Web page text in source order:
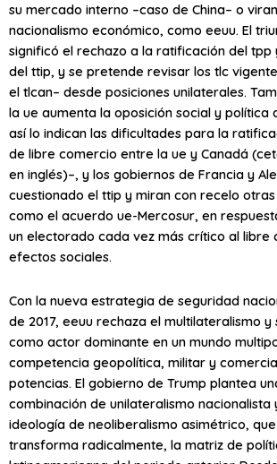
su mercado interno –caso de China– o
nacionalismo económico, como eeuu. El
significó el rechazo a la ratificación del tpp
del ttip, y se pretende revisar los tlc
el tlcan– desde posiciones unilaterales.
la ue aumenta la oposición social y política
así lo indican las dificultades para la
de libre comercio entre la ue y Canadá (
en inglés)–, y los gobiernos de Francia y
cuestionado el ttip y miran con recelo
como el acuerdo ue-Mercosur, en
un electorado cada vez más crítico al libre
efectos sociales.
Con la nueva estrategia de seguridad
de 2017, eeuu rechaza el multilateralismo y
como actor dominante en un mundo
competencia geopolítica, militar y
potencias. El gobierno de Trump plantea
combinación de unilateralismo nacionalista
ideología de neoliberalismo asimétrico,
transforma radicalmente, la matriz de